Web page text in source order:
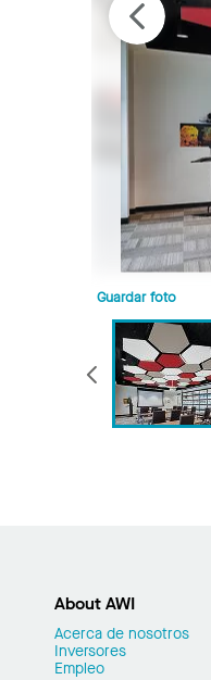
Guardar foto
Anterior
About AWI
Acerca de nosotros
Inversores
Empleo